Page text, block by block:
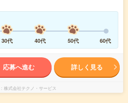
30代 40代 50代 60代
応募へ進む 詳しく見る
株式会社テクノ・サービス